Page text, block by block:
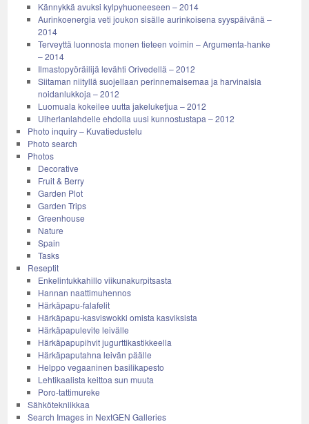
Kännykkä avuksi kylpyhuoneeseen – 2014
Aurinkoenergia veti joukon sisälle aurinkoisena syyspäivänä –
2014
Terveyttä luonnosta monen tieteen voimin – Argumenta-hanke
– 2014
Ilmastopyöräilijä levähti Orivedellä – 2012
Siitaman niityllä suojellaan perinnemaisemaa ja harvinaisia
noidanlukkoja – 2012
Luomuala kokeilee uutta jakeluketjua – 2012
Uiherlanlahdelle ehdolla uusi kunnostustapa – 2012
Photo inquiry – Kuvatiedustelu
Photo search
Photos
Decorative
Fruit & Berry
Garden Plot
Garden Trips
Greenhouse
Nature
Spain
Tasks
Reseptit
Enkelintukkahillo viikunakurpitsasta
Hannan naattimuhennos
Härkäpapu-falafelit
Härkäpapu-kasviswokki omista kasviksista
Härkäpapulevite leivälle
Härkäpapupihvit jugurttikastikkeella
Härkäpaputahna leivän päälle
Helppo vegaaninen basilikapesto
Lehtikaalista keittoa sun muuta
Poro-tattimureke
Sähkötekniikkaa
Search Images in NextGEN Galleries